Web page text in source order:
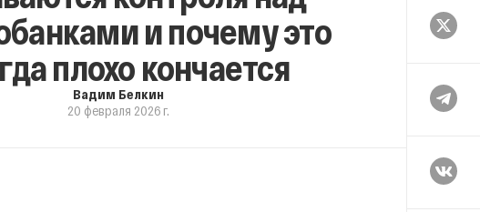
и почему это
плохо кончается
Вадим Белкин
20 февраля 2026 г.